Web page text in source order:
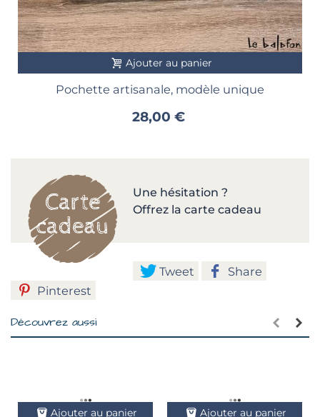
Ajouter au panier
Pochette artisanale, modèle unique
28,00 €
Une hésitation ?
Offrez la carte cadeau
Tweet
Share
Pinterest
Découvrez aussi
Ajouter au panier Ajouter au panier